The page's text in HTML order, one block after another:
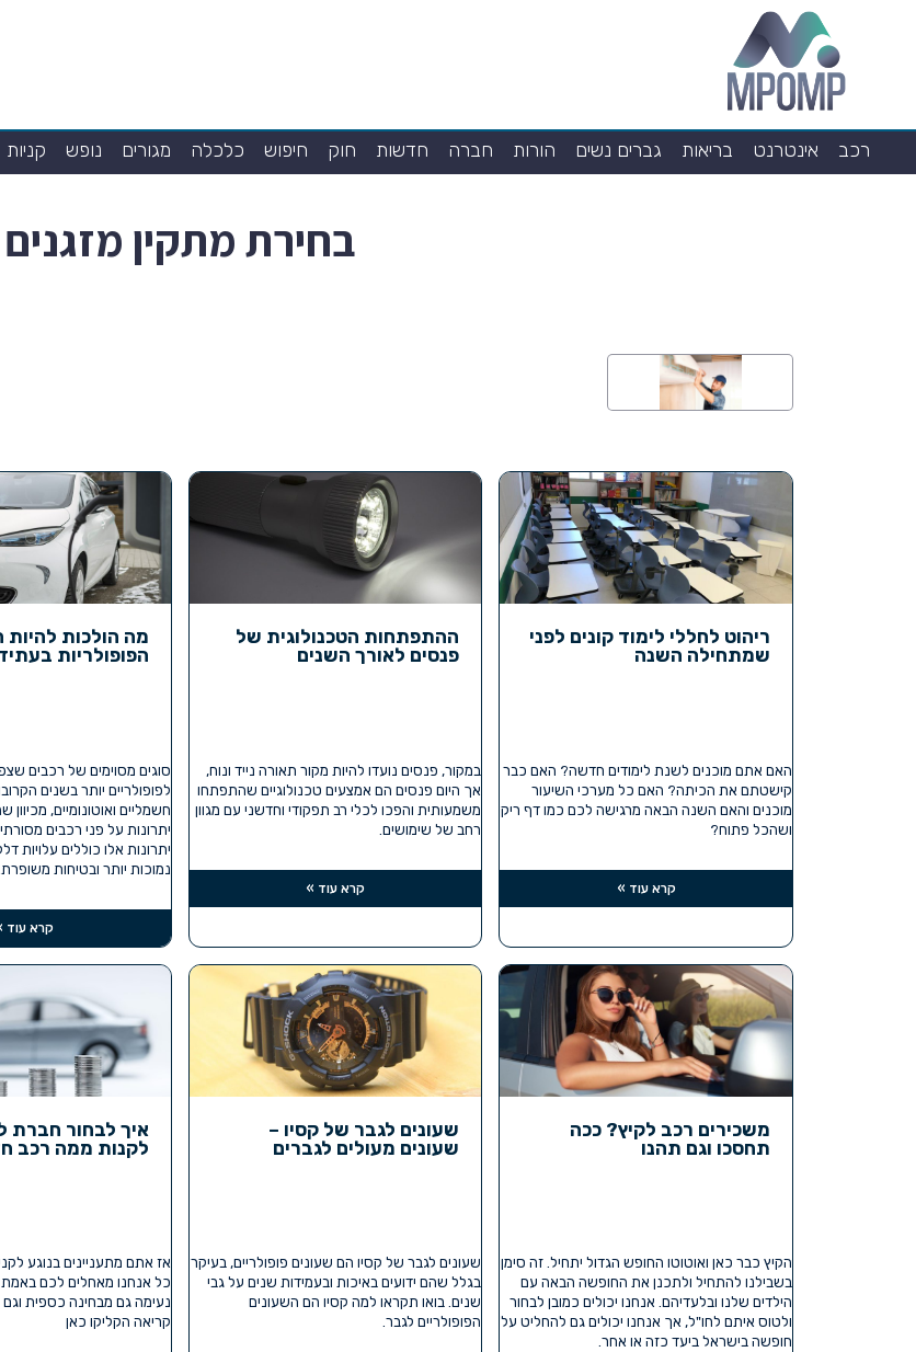
רכב אינטרנט בריאות גברים נשים הורות חברה חדשות חוק חיפוש כלכלה מגורים נופש קניות
בחירת מתקין מזגנים
ריהוט לחללי לימוד קונים לפני
שמתחילה השנה
האם אתם מוכנים לשנת לימודים חדשה? האם כבר
קישטתם את הכיתה? האם כל מערכי השיעור
מוכנים והאם השנה הבאה מרגישה לכם כמו דף ריק
ושהכל פתוח?
קרא עוד »
ההתפתחות הטכנולוגית של
פנסים לאורך השנים
במקור, פנסים נועדו להיות מקור תאורה נייד ונוח,
אך היום פנסים הם אמצעים טכנולוגיים שהתפתחו
משמעותית והפכו לכלי רב תפקודי וחדשני עם מגוון
רחב של שימושים.
קרא עוד »
מה הולכות להיות
הפופולריות
סוגים מסוימים של רכבים
לפופולריים יותר בשנים
חשמליים ואוטונומיים,
יתרונות על פני רכבים
יתרונות אלו כוללים עלויות
נמוכות יותר ובטיחות משופרת.
קרא עוד
משכירים רכב לקיץ? ככה
תחסכו וגם תהנו
הקיץ כבר כאן ואוטוטו החופש הגדול יתחיל. זה סימן
בשבילנו להתחיל ולתכנן את החופשה הבאה עם
הילדים שלנו ובלעדיהם. אנחנו יכולים כמובן לבחור
ולטוס איתם לחו"ל, אך אנחנו יכולים גם להחליט על
חופשה בישראל ביעד כזה או אחר.
שעונים לגבר של קסיו –
שעונים מעולים לגברים
שעונים לגבר של קסיו הם שעונים פופולריים, בעיקר
בגלל שהם ידועים באיכות ובעמידות שנים על גבי
שנים. בואו תקראו למה קסיו הם השעונים
הפופולריים לגבר.
איך לבחור חברת
לקנות ממה רכב
אז אתם מתעניינים בנוגע
כל אנחנו מאחלים לכם
נעימה גם מבחינה כספית וגם
קריאה הקליקו כאן